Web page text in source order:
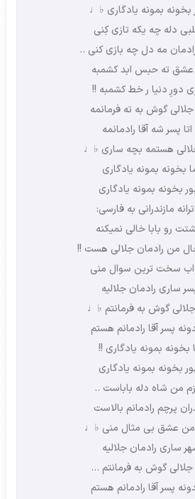
بخونه بمونه یادگاری ♭♩
دله چه یکه تازی کِنی
مه دل چه بازی کنی ..
ته حبس ابد کشمبه
دورِ دنیا ر خط کشمبه !!
گوش به ته فرمانمه
پسر شه آقا رادمانمه
هستمه بچه ساری ♭♩
بخونه بمونه یادگاری
بخونه بمونه یادگاری
مازندرانی به فارسی:
رو بابا خالی نمیکنه
من رادمان جلالی هست !!
سخت ترین سوال منی
ساری رادمان جلالیه
گوش به فرمانتم ♭♩
پسر آقا رادمانم هستم
بخونه بمونه یادگاری !!
بخونه بمونه یادگاری
من شاه دله باباست ..
پرچم رادمانم بالاست
من عشق بی مثال منی ♭♩
ساری رادمان جلالیه
گوش به فرمانتم …
پسر آقا رادمانم هستم